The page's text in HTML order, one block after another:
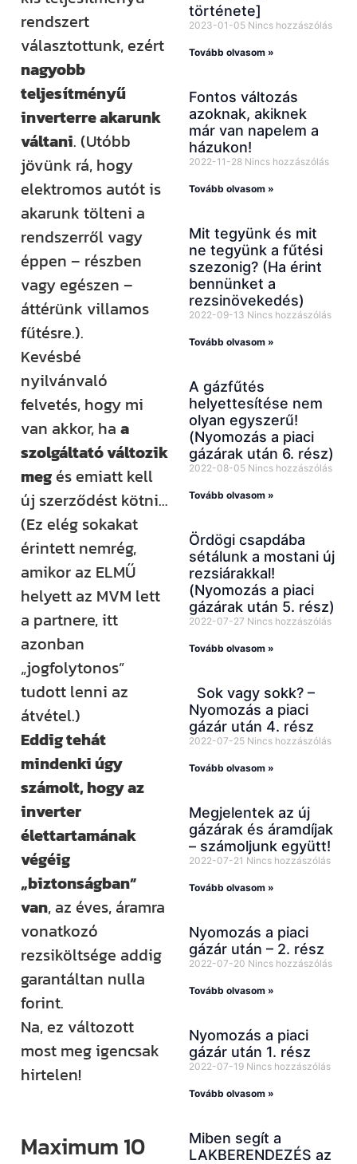
rendszert
választottunk, ezért
nagyobb
teljesítményű
inverterre akarunk
váltani. (Utóbb
jövünk rá, hogy
elektromos autót is
akarunk tölteni a
rendszerről vagy
éppen – részben
vagy egészen –
áttérünk villamos
fűtésre.).
Kevésbé
nyilvánvaló
felvetés, hogy mi
van akkor, haa
szolgáltató változik
meg és emiatt kell
új szerződést kötni…
(Ez elég sokakat
érintett nemrég,
amikor az ELMŰ
helyett az MVM lett
a partnere, itt
azonban
„jogfolytonos”
tudott lenni az
átvétel.)
Eddig tehát
mindenki úgy
számolt, hogy az
inverter
élettartamának
végéig
„biztonságban”
van, az éves, áramra
vonatkozó
rezsiköltsége addig
garantáltan nulla
forint.
Na, ez változott
most meg igencsak
hirtelen!
Maximum 10
története]
2023-01-05 Nincs hozzászólás
Tovább olvasom »
Fontos változás
azoknak, akiknek
már van napelem a
házukon!
2022-11-28 Nincs hozzászólás
Tovább olvasom »
Mit tegyünk és mit
ne tegyünk a fűtési
szezonig? (Ha érint
bennünket a
rezsinövekedés)
2022-09-13 Nincs hozzászólás
Tovább olvasom »
A gázfűtés
helyettesítése nem
olyan egyszerű!
(Nyomozás a piaci
gázárak után 6. rész)
2022-08-05 Nincs hozzászólás
Tovább olvasom »
Ördögi csapdába
sétálunk a mostani új
rezsiárakkal!
(Nyomozás a piaci
gázárak után 5. rész)
2022-07-27 Nincs hozzászólás
Tovább olvasom »
Sok vagy sokk? –
Nyomozás a piaci
gázár után 4. rész
2022-07-25 Nincs hozzászólás
Tovább olvasom »
Megjelentek az új
gázárak és áramdíjak
– számoljunk együtt!
2022-07-21 Nincs hozzászólás
Tovább olvasom »
Nyomozás a piaci
gázár után – 2. rész
2022-07-20 Nincs hozzászólás
Tovább olvasom »
Nyomozás a piaci
gázár után 1. rész
2022-07-19 Nincs hozzászólás
Tovább olvasom »
Miben segít a
LAKBERENDEZÉS az